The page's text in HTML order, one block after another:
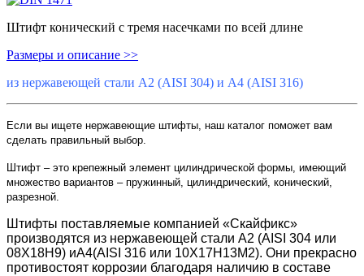
Штифт конический с тремя насечками по всей длине
Размеры и описание >>
из нержавеющей стали А2 (AISI 304) и А4 (AISI 316)
Если вы ищете нержавеющие штифты, наш каталог поможет вам
сделать правильный выбор.
Штифт – это крепежный элемент цилиндрической формы, имеющий
множество вариантов – пружинный, цилиндрический, конический,
разрезной.
Штифты поставляемые компанией «Скайфикс»
производятся из нержавеющей стали А2 (AISI 304 или
08Х18Н9) иА4(AISI 316 или 10Х17Н13М2). Они прекрасно
противостоят коррозии благодаря наличию в составе